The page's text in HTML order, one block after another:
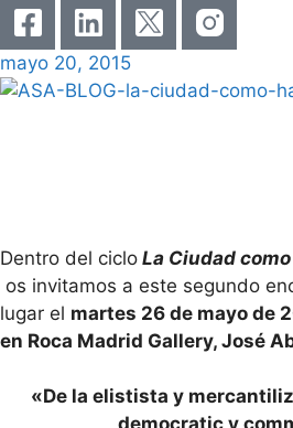
mayo 20, 2015
Dentro del ciclo La Ciudad
os invitamos a este segundo
lugar el martes 26 de mayo de
en Roca Madrid Gallery, José
«De la elistista y
democratic y